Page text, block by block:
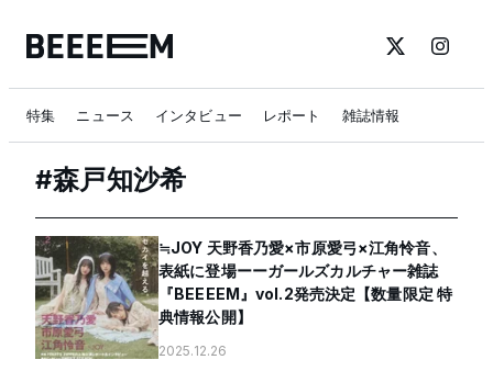
特集 ニュース インタビュー レポート 雑誌情報
#森戸知沙希
≒JOY 天野香乃愛×市原愛弓×江角怜音、
表紙に登場ーーガールズカルチャー雑誌
『BEEEEM』vol.2発売決定【数量限定 特
典情報公開】
2025.12.26